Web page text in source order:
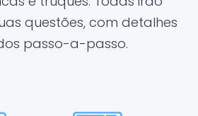
questões, com detalhes
passo-a-passo.